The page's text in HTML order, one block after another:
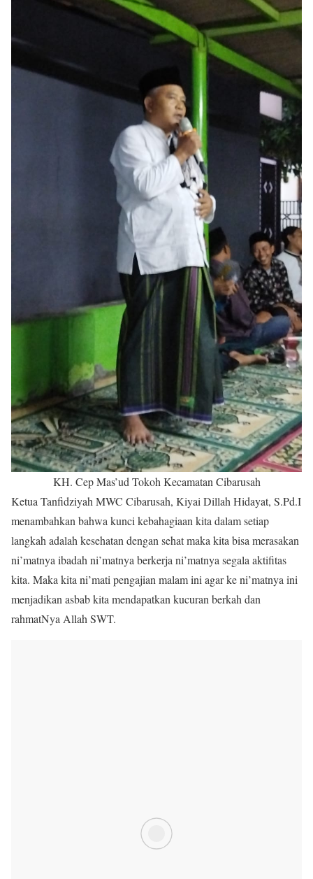
KH. Cep Mas’ud Tokoh Kecamatan Cibarusah
Ketua Tanfidziyah MWC Cibarusah, Kiyai Dillah Hidayat, S.Pd.I
menambahkan bahwa kunci kebahagiaan kita dalam setiap
langkah adalah kesehatan dengan sehat maka kita bisa merasakan
ni’matnya ibadah ni’matnya berkerja ni’matnya segala aktifitas
kita. Maka kita ni’mati pengajian malam ini agar ke ni’matnya ini
menjadikan asbab kita mendapatkan kucuran berkah dan
rahmatNya Allah SWT.